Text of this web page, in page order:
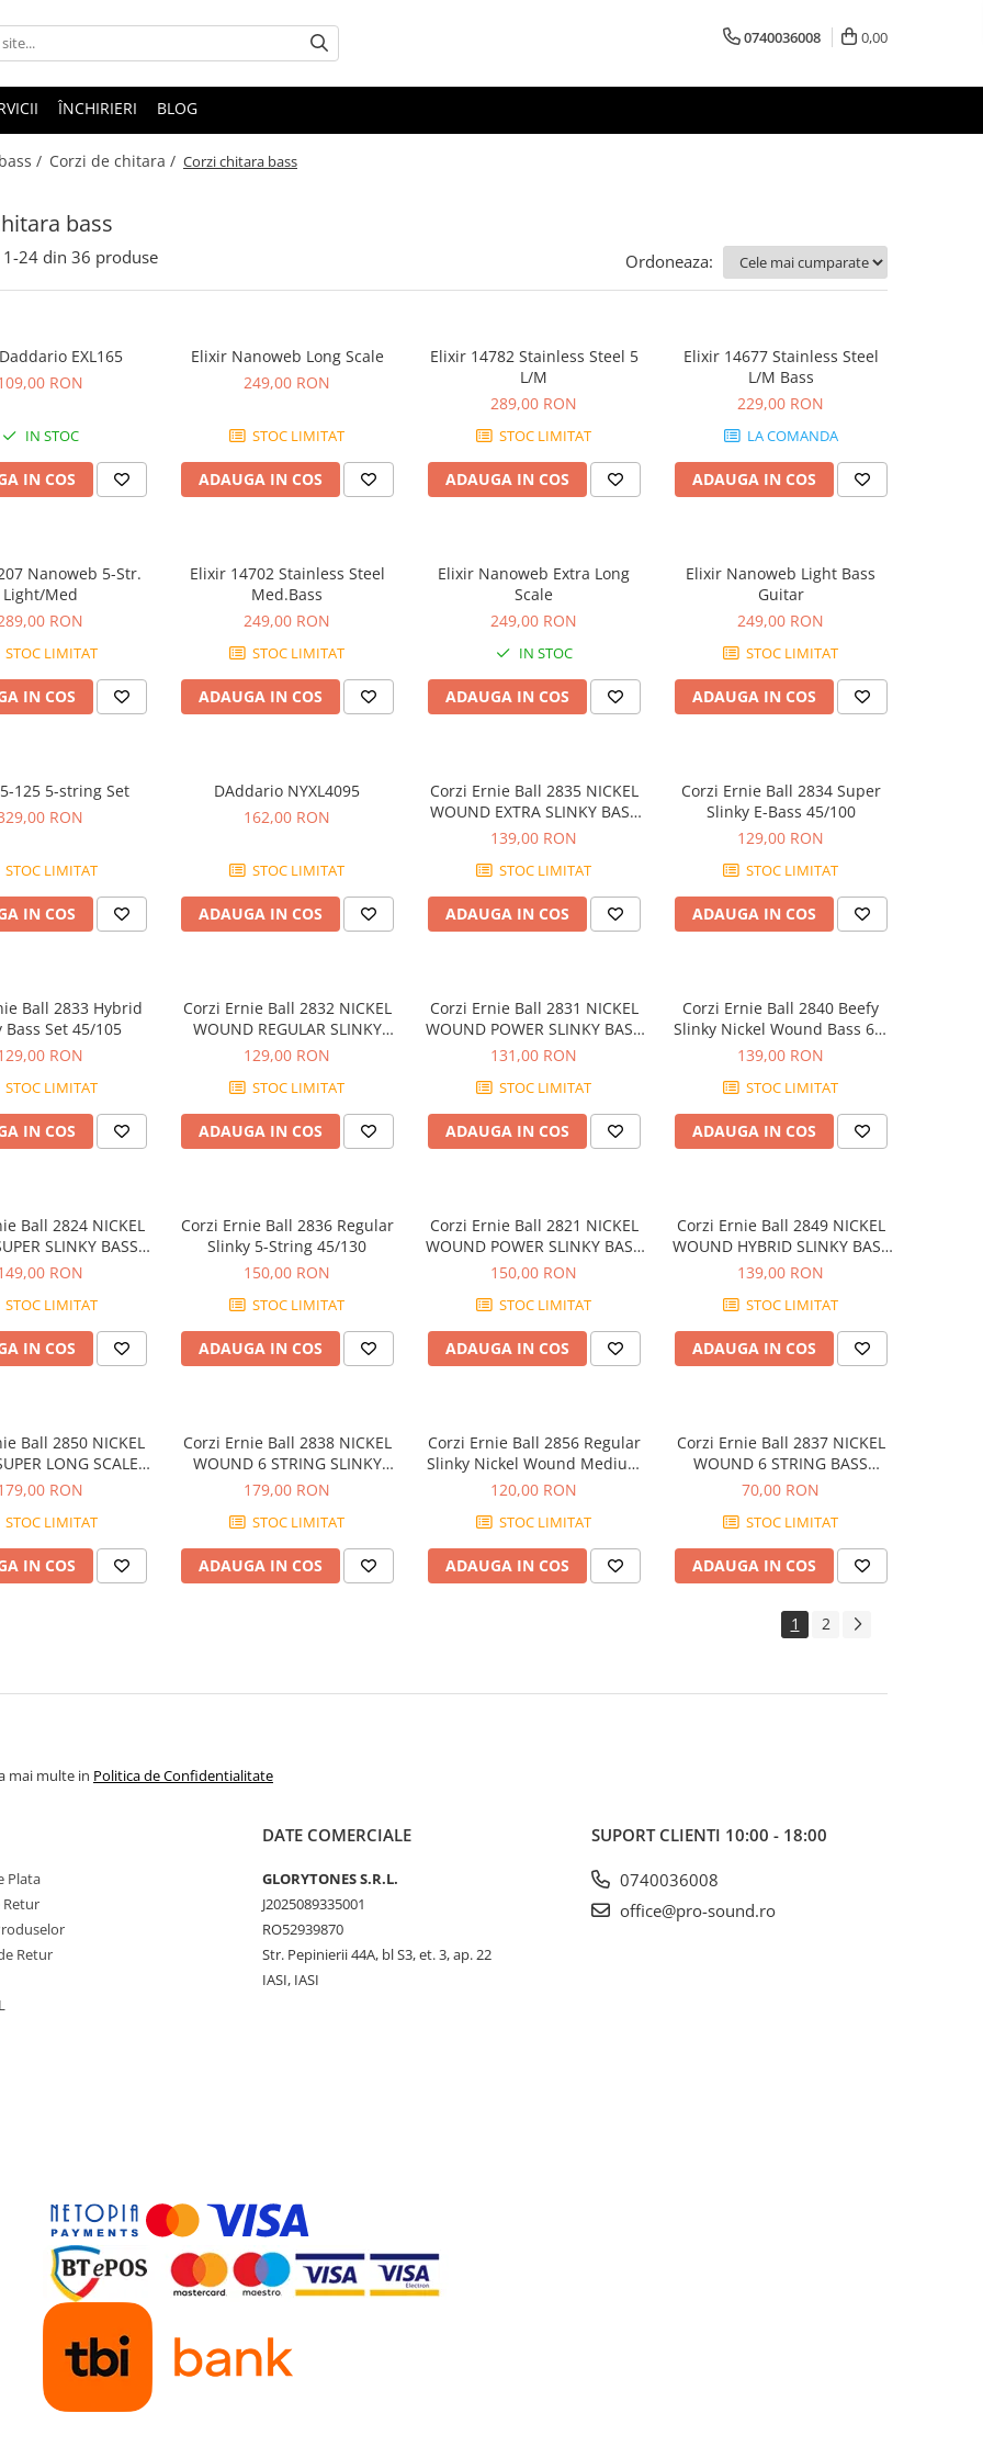
0740036008 0,00
ÎNCHIRIERI BLOG
/ Corzi de chitara / Corzi chitara bass
bass
1-24 din 36 produse Ordoneaza:
EXL165
RON
IN STOC
IN COS
Elixir Nanoweb Long Scale
249,00 RON
STOC LIMITAT
ADAUGA IN COS
Elixir 14782 Stainless Steel 5
L/M
289,00 RON
STOC LIMITAT
ADAUGA IN COS
Elixir 14677 Stainless Steel
L/M Bass
229,00 RON
LA COMANDA
ADAUGA IN COS
Nanoweb 5-Str.
Light/Med
RON
STOC LIMITAT
IN COS
Elixir 14702 Stainless Steel
Med.Bass
249,00 RON
STOC LIMITAT
ADAUGA IN COS
Elixir Nanoweb Extra Long
Scale
249,00 RON
IN STOC
ADAUGA IN COS
Elixir Nanoweb Light Bass
Guitar
249,00 RON
STOC LIMITAT
ADAUGA IN COS
125 5-string Set
RON
STOC LIMITAT
IN COS
DAddario NYXL4095
162,00 RON
STOC LIMITAT
ADAUGA IN COS
Corzi Ernie Ball 2835 NICKEL
WOUND EXTRA SLINKY BASS
40-95
139,00 RON
STOC LIMITAT
ADAUGA IN COS
Corzi Ernie Ball 2834 Super
Slinky E-Bass 45/100
129,00 RON
STOC LIMITAT
ADAUGA IN COS
Ball 2833 Hybrid
Bass Set 45/105
RON
STOC LIMITAT
IN COS
Corzi Ernie Ball 2832 NICKEL
WOUND REGULAR SLINKY
BASS 50-105
129,00 RON
STOC LIMITAT
ADAUGA IN COS
Corzi Ernie Ball 2831 NICKEL
WOUND POWER SLINKY BASS
55-110
131,00 RON
STOC LIMITAT
ADAUGA IN COS
Corzi Ernie Ball 2840 Beefy
Slinky Nickel Wound Bass 65-
130
139,00 RON
STOC LIMITAT
ADAUGA IN COS
Ball 2824 NICKEL
SLINKY BASS 5
40-125
RON
STOC LIMITAT
IN COS
Corzi Ernie Ball 2836 Regular
Slinky 5-String 45/130
150,00 RON
STOC LIMITAT
ADAUGA IN COS
Corzi Ernie Ball 2821 NICKEL
WOUND POWER SLINKY BASS
5 STRING 50-135
150,00 RON
STOC LIMITAT
ADAUGA IN COS
Corzi Ernie Ball 2849 NICKEL
WOUND HYBRID SLINKY BASS
SUPER LONG 45-105
139,00 RON
STOC LIMITAT
ADAUGA IN COS
Ball 2850 NICKEL
LONG SCALE 5
SLINKY 45-130
RON
STOC LIMITAT
IN COS
Corzi Ernie Ball 2838 NICKEL
WOUND 6 STRING SLINKY
LONG SCALE BASS 32-130
179,00 RON
STOC LIMITAT
ADAUGA IN COS
Corzi Ernie Ball 2856 Regular
Slinky Nickel Wound Medium
Scale Bass 45-105
120,00 RON
STOC LIMITAT
ADAUGA IN COS
Corzi Ernie Ball 2837 NICKEL
WOUND 6 STRING BASS
GUITAR SLINKY 20-90
70,00 RON
STOC LIMITAT
ADAUGA IN COS
1 2
mai multe in Politica de Confidentialitate
Plata
Retur
Retur
DATE COMERCIALE
GLORYTONES S.R.L.
J2025089335001
RO52939870
Str. Pepinierii 44A, bl S3, et. 3, ap. 22
IASI, IASI
SUPORT CLIENTI 10:00 - 18:00
0740036008
office@pro-sound.ro